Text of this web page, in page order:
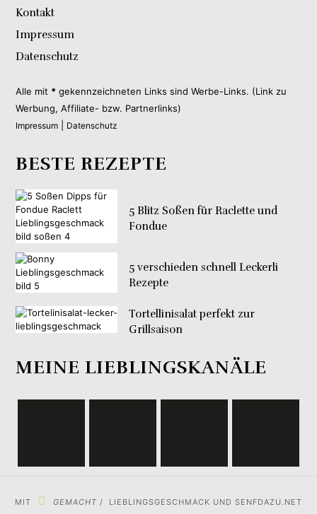
Kontakt
Impressum
Datenschutz
Alle mit * gekennzeichneten Links sind Werbe-Links. (Link zu
Werbung, Affiliate- bzw. Partnerlinks)
Impressum Datenschutz
BESTE REZEPTE
5 Blitz Soßen für Raclette und
Fondue
5 verschieden schnell Leckerli
Rezepte
Tortellinisalat perfekt zur
Grillsaison
MEINE LIEBLINGSKANÄLE
MIT GEMACHT / LIEBLINGSGESCHMACK UND SENFDAZU.NET